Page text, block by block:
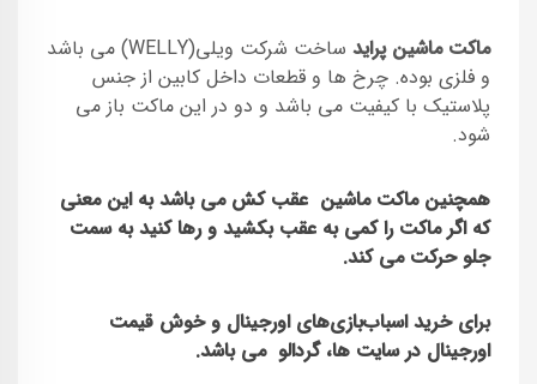
ماکت ماشین پراید
ساخت شرکت ویلی(WELLY) می باشد
و فلزی بوده. چرخ ها و قطعات داخل کابین از جنس
پلاستیک با کیفیت می باشد و دو در این ماکت باز می
شود.
همچنین ماکت ماشین عقب کش می باشد به این معنی
که اگر ماکت را کمی به عقب بکشید و رها کنید به سمت
جلو حرکت می کند.
برای خرید اسباب‌بازی‌های اورجینال و خوش قیمت
اورجینال در سایت ها، گردالو می باشد.